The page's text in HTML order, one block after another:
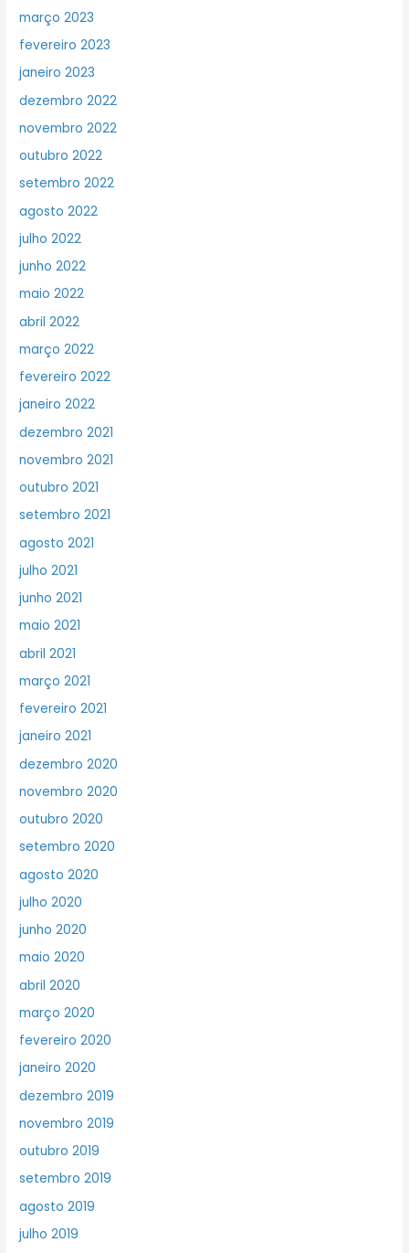
março 2023
fevereiro 2023
janeiro 2023
dezembro 2022
novembro 2022
outubro 2022
setembro 2022
agosto 2022
julho 2022
junho 2022
maio 2022
abril 2022
março 2022
fevereiro 2022
janeiro 2022
dezembro 2021
novembro 2021
outubro 2021
setembro 2021
agosto 2021
julho 2021
junho 2021
maio 2021
abril 2021
março 2021
fevereiro 2021
janeiro 2021
dezembro 2020
novembro 2020
outubro 2020
setembro 2020
agosto 2020
julho 2020
junho 2020
maio 2020
abril 2020
março 2020
fevereiro 2020
janeiro 2020
dezembro 2019
novembro 2019
outubro 2019
setembro 2019
agosto 2019
julho 2019